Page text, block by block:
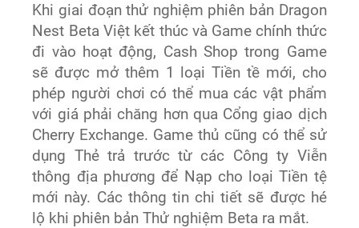
Khi giai đoạn thử nghiệm phiên bản Dragon
Nest Beta Việt kết thúc và Game chính thức
đi vào hoạt động, Cash Shop trong Game
sẽ được mở thêm 1 loại Tiền tề mới, cho
phép người chơi có thể mua các vật phẩm
với giá phải chăng hơn qua Cổng giao dịch
Cherry Exchange. Game thủ cũng có thể sử
dụng Thẻ trả trước từ các Công ty Viễn
thông địa phương để Nạp cho loại Tiền tệ
mới này. Các thông tin chi tiết sẽ được hé
lộ khi phiên bản Thử nghiệm Beta ra mắt.